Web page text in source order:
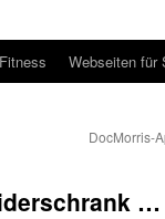
Fitness Webseiten für
DocMorris-
…